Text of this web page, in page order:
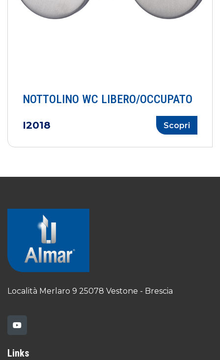
NOTTOLINO WC LIBERO/OCCUPATO
I2018 Scopri
Località Merlaro 9 25078 Vestone - Brescia
Links